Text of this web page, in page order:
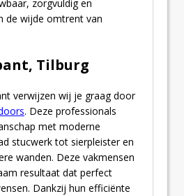
zorgvuldig en
de wijde omtrent van
Tilburg
verwijzen wij je graag door
. Deze professionals
met moderne
stucwerk tot sierpleister en
wanden. Deze vakmensen
resultaat dat perfect
Dankzij hun efficiënte